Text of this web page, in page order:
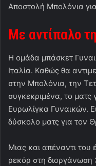
Αποστολή Μπολόνια
Με αντίπαλο
Η ομάδα μπάσκετ
Ιταλία. Καθώς θα
στην Μπολόνια, την
συγκεκριμένα, το ματς
Ευρωλίγκα Γυναικών.
δύσκολο ματς για τον
Μιας και απέναντι του
ρεκόρ στη διοργάνωση